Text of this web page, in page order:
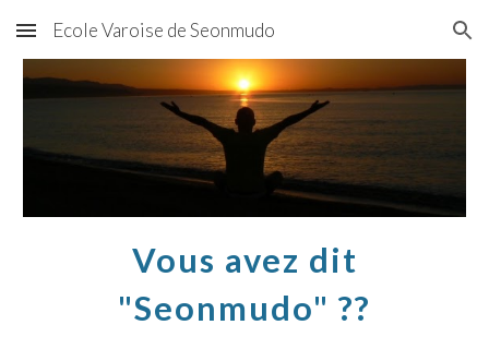
Skip to main content Skip to navigation
Ecole Varoise de Seonmudo
Vous avez dit
"Seonmudo" ??